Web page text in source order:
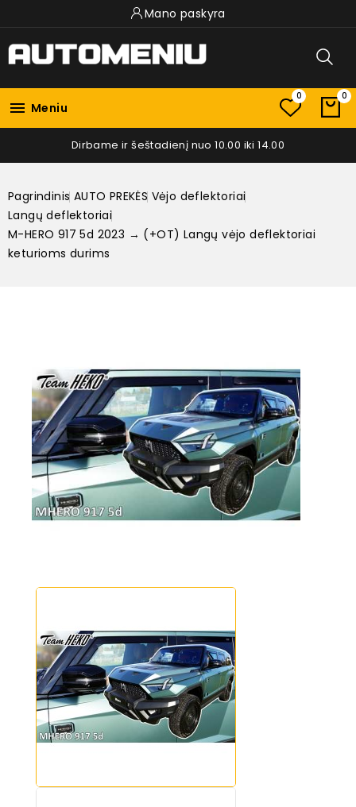
Mano paskyra
 Meniu
0 0
Dirbame ir šeštadienį nuo 10.00 iki 14.00
Pagrindinis AUTO PREKĖS Vėjo deflektoriai
Langų deflektoriai
M-HERO 917 5d 2023 → (+OT) Langų vėjo deflektoriai
keturioms durims